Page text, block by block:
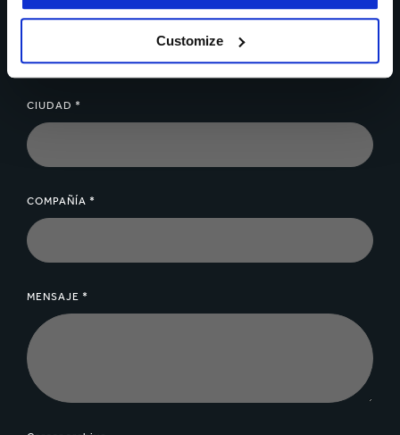
Customize
CORREO ELECTRÓNICO *
CIUDAD *
COMPAÑÍA *
MENSAJE *